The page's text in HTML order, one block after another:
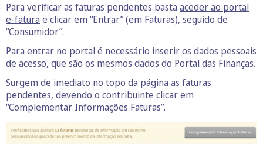
Para verificar as faturas pendentes basta aceder ao portal
e-fatura e clicar em “Entrar” (em Faturas), seguido de
“Consumidor”.
Para entrar no portal é necessário inserir os dados pessoais
de acesso, que são os mesmos dados do Portal das Finanças.
Surgem de imediato no topo da página as faturas
pendentes, devendo o contribuinte clicar em
“Complementar Informações Faturas”.